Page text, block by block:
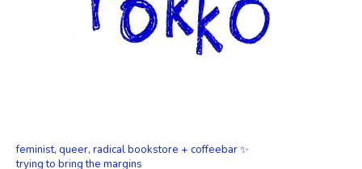
feminist, queer, radical bookstore + coffeebar ✨
trying to bring the margins